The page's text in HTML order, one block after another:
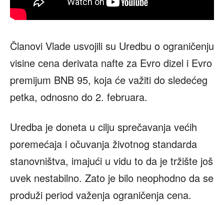
Članovi Vlade usvojili su Uredbu o ograničenju
visine cena derivata nafte za Evro dizel i Evro
premijum BNB 95, koja će važiti do sledećeg
petka, odnosno do 2. februara.
Uredba je doneta u cilju sprečavanja većih
poremećaja i očuvanja životnog standarda
stanovništva, imajući u vidu to da je tržište još
uvek nestabilno. Zato je bilo neophodno da se
produži period važenja ograničenja cena.